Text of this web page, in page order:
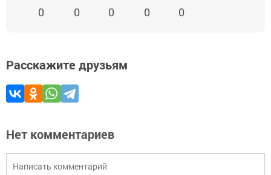
0 0 0 0 0
Расскажите друзьям
Нет комментариев